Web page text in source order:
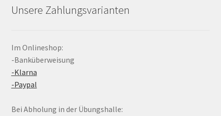
Unsere Zahlungsvarianten
Im Onlineshop:
-Banküberweisung
-Klarna
-Paypal
Bei Abholung in der Übungshalle: